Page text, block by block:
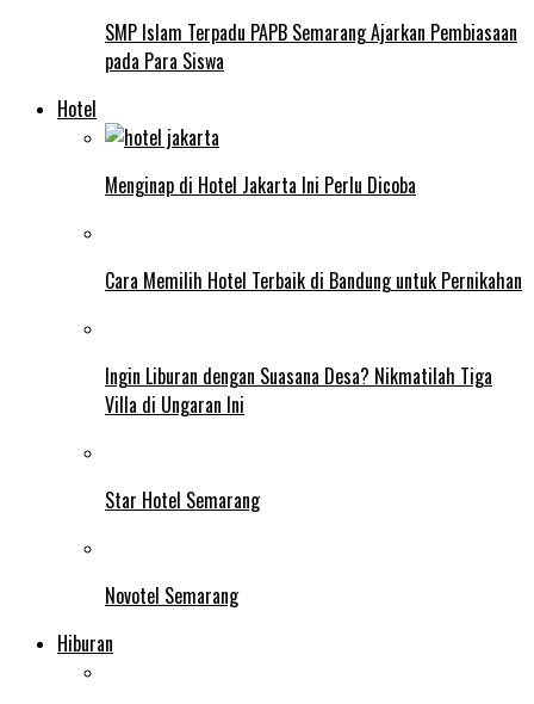
SMP Islam Terpadu PAPB Semarang Ajarkan Pembiasaan
pada Para Siswa
Hotel
Menginap di Hotel Jakarta Ini Perlu Dicoba
Cara Memilih Hotel Terbaik di Bandung untuk Pernikahan
Ingin Liburan dengan Suasana Desa? Nikmatilah Tiga
Villa di Ungaran Ini
Star Hotel Semarang
Novotel Semarang
Hiburan